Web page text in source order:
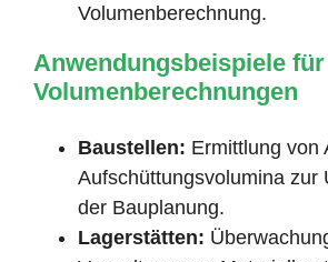
Volumenberechnung.
Anwendungsbeispiele für
Volumenberechnungen
Baustellen: Ermittlung von
Aufschüttungsvolumina zur
der Bauplanung.
Lagerstätten: